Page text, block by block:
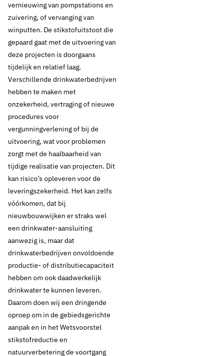
vernieuwing van pompstations en
zuivering, of vervanging van
winputten. De stikstofuitstoot die
gepaard gaat met de uitvoering van
deze projecten is doorgaans
tijdelijk en relatief laag.
Verschillende drinkwaterbedrijven
hebben te maken met
onzekerheid, vertraging of nieuwe
procedures voor
vergunningverlening of bij de
uitvoering, wat voor problemen
zorgt met de haalbaarheid van
tijdige realisatie van projecten. Dit
kan risico’s opleveren voor de
leveringszekerheid. Het kan zelfs
vóórkomen, dat bij
nieuwbouwwijken er straks wel
een drinkwater-aansluiting
aanwezig is, maar dat
drinkwaterbedrijven onvoldoende
productie- of distributiecapaciteit
hebben om ook daadwerkelijk
drinkwater te kunnen leveren.
Daarom doen wij een dringende
oproep om in de gebiedsgerichte
aanpak en in het Wetsvoorstel
stikstofreductie en
natuurverbetering de voortgang